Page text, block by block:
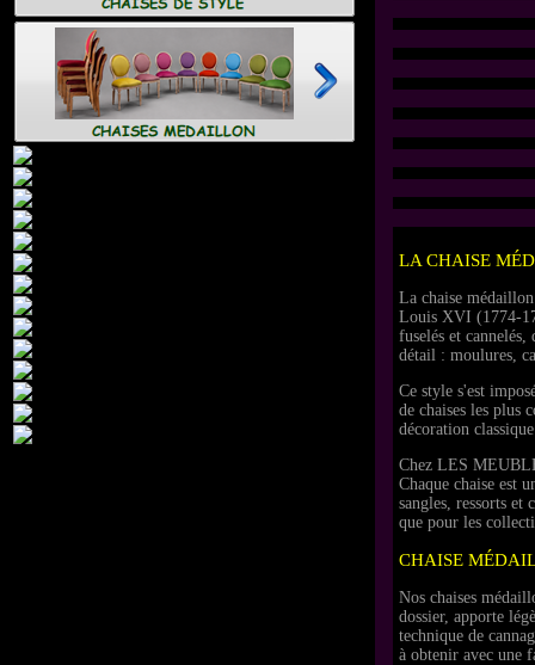
LA CHAISE
La chaise
Louis XVI (1774-
fuselés et
détail : moulures,
Ce style s'est
de chaises les plus
décoration
Chez LES
Chaque chaise est
sangles, ressorts et
que pour les
CHAISE
Nos chaises
dossier, apporte
technique de
à obtenir avec une